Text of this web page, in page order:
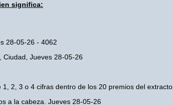
significa:
05-26 - 4062
Ciudad, Jueves 28-05-26
2, 3 o 4 cifras dentro de los 20 premios del extracto.
a la cabeza. Jueves 28-05-26